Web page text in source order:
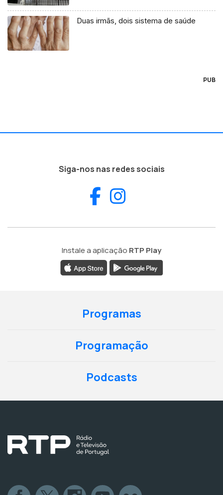
Duas irmãs, dois sistema de saúde
PUB
Siga-nos nas redes sociais
Facebook
Instale a aplicação RTP Play
Programas
Programação
Podcasts